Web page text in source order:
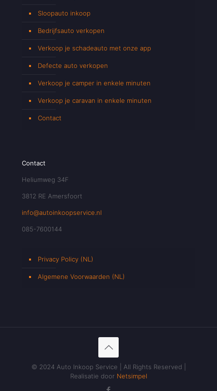
Sloopauto inkoop
Bedrijfsauto verkopen
Verkoop je schadeauto met onze app
Defecte auto verkopen
Verkoop je camper in enkele minuten
Verkoop je caravan in enkele minuten
Contact
Contact
Heliumweg 34F
3812 RE Amersfoort
info@autoinkoopservice.nl
085-7600144
Privacy Policy (NL)
Algemene Voorwaarden (NL)
© 2024 Auto Inkoop Service | All Rights Reserved |
Realisatie door Netsimpel